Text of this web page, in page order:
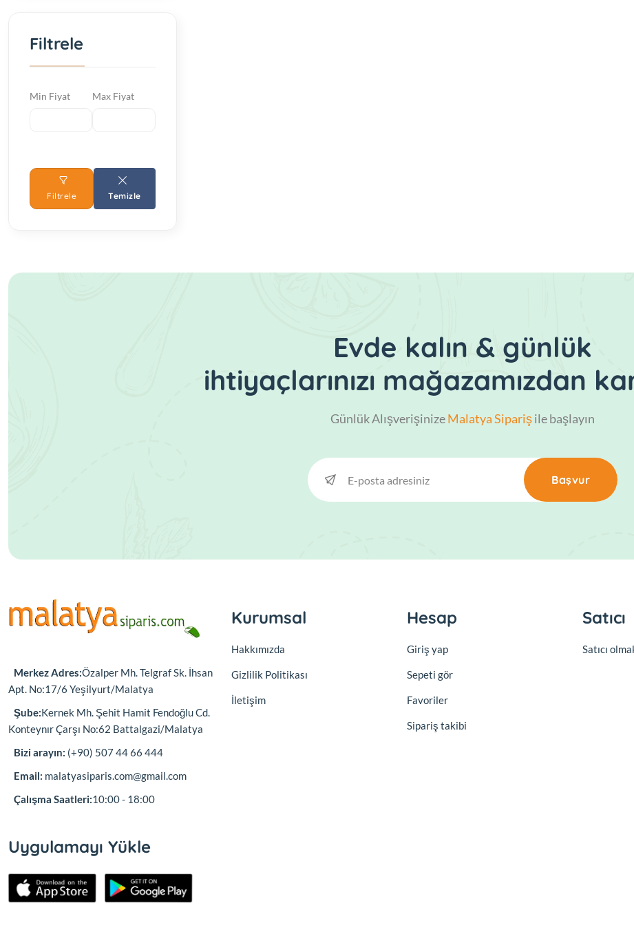
Filtrele
Min Fiyat Max Fiyat
Filtrele Temizle
Evde kalın & günlük
ihtiyaçlarınızı mağazamızdan
Günlük AlışverişinizeMalatya Siparişile başlayın
Başvur
Merkez Adres:Özalper Mh. Telgraf Sk. İhsan
Apt. No:17/6 Yeşilyurt/Malatya
Şube:Kernek Mh. Şehit Hamit Fendoğlu Cd.
Konteynır Çarşı No:62 Battalgazi/Malatya
Bizi arayın: (+90) 507 44 66 444
Email: malatyasiparis.com@gmail.com
Çalışma Saatleri:10:00 - 18:00
Kurumsal
Hakkımızda
Gizlilik Politikası
İletişim
Hesap
Giriş yap
Sepeti gör
Favoriler
Sipariş takibi
Satıcı
Satıcı
Uygulamayı Yükle